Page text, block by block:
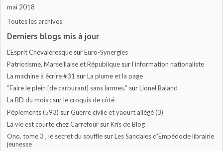
mai 2018
Toutes les archives
Derniers blogs mis à jour
L’Esprit Chevaleresque surEuro-Synergies
Patriotisme, Marseillaise et République surl'information nationaliste
La machine à écrire #31 surLa plume et la page
”Faire le plein [de carburant] sans larmes.” surLionel Baland
La BD du mois : surle croquis de côté
Pépiements (593) surGuerre civile et yaourt allégé (3)
La vie est courte chez Carrefour surKris de Blog
Ono, tome 3 , le secret du souffle surLes Sandales d'Empédocle librairie
jeunesse